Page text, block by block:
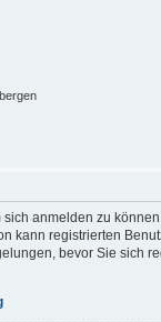
anmelden zu
kann registrierten
bevor Sie sich